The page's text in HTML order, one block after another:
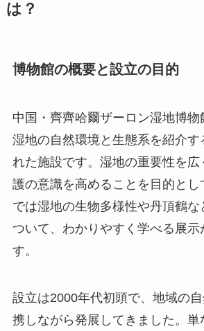
は？
博物館の概要と設立の目的
中国・齊齊哈爾ザーロン湿地博物
湿地の自然環境と生態系を紹介す
れた施設です。湿地の重要性を広
護の意識を高めることを目的とし
では湿地の生物多様性や丹頂鶴な
ついて、わかりやすく学べる展示
す。
設立は2000年代初頭で、地域の
携しながら発展してきました。単